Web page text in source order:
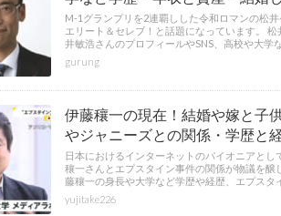
M-1グランプリを2連覇しした令和ロマンの松
エリート＆セレブ！と話題になっています。
井敏浩さんのプロフィールやSNS、高校や大学
gurung
伊藤穰一の現在！結婚や嫁と子
やジャニーズとの関係・学歴と
日本におけるインターネットのパイオニアとし
穰一さんとエプスタイン事件の関係が物議を醸
藤穰一の身長や大学など学歴や経歴、エプスタ
yujitake226